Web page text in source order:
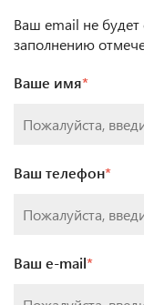
Ваш email не будет
заполнению
Ваше имя*
Ваш телефон*
Ваш e-mail*